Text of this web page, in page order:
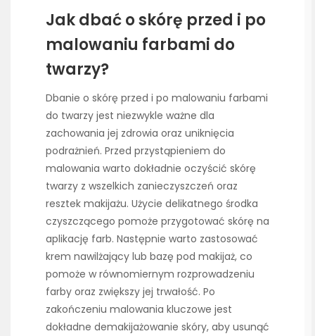
Jak dbać o skórę przed i po
malowaniu farbami do
twarzy?
Dbanie o skórę przed i po malowaniu farbami
do twarzy jest niezwykle ważne dla
zachowania jej zdrowia oraz uniknięcia
podrażnień. Przed przystąpieniem do
malowania warto dokładnie oczyścić skórę
twarzy z wszelkich zanieczyszczeń oraz
resztek makijażu. Użycie delikatnego środka
czyszczącego pomoże przygotować skórę na
aplikację farb. Następnie warto zastosować
krem nawilżający lub bazę pod makijaż, co
pomoże w równomiernym rozprowadzeniu
farby oraz zwiększy jej trwałość. Po
zakończeniu malowania kluczowe jest
dokładne demakijażowanie skóry, aby usunąć